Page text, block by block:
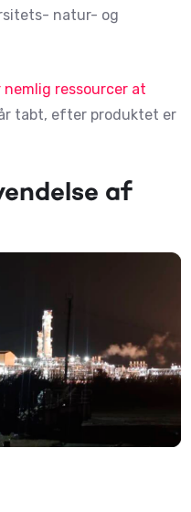
natur- og
ressourcer at
tabt, efter produktet er
af